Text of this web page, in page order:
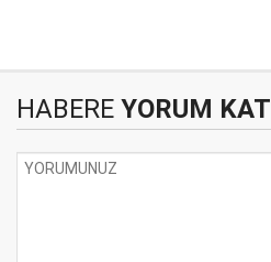
HABERE YORUM KAT